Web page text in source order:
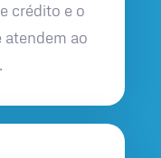
crédito e o
atendem ao